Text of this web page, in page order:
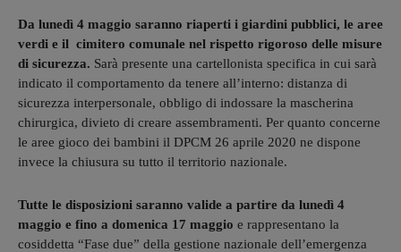
Da lunedì 4 maggio saranno riaperti i giardini pubblici, le aree
verdi e il cimitero comunale nel rispetto rigoroso delle misure
di sicurezza. Sarà presente una cartellonista specifica in cui sarà
indicato il comportamento da tenere all’interno: distanza di
sicurezza interpersonale, obbligo di indossare la mascherina
chirurgica, divieto di creare assembramenti. Per quanto concerne
le aree gioco dei bambini il DPCM 26 aprile 2020 ne dispone
invece la chiusura su tutto il territorio nazionale.
Tutte le disposizioni saranno valide a partire da lunedì 4
maggio e fino a domenica 17 maggio e rappresentano la
cosiddetta “Fase due” della gestione nazionale dell’emergenza